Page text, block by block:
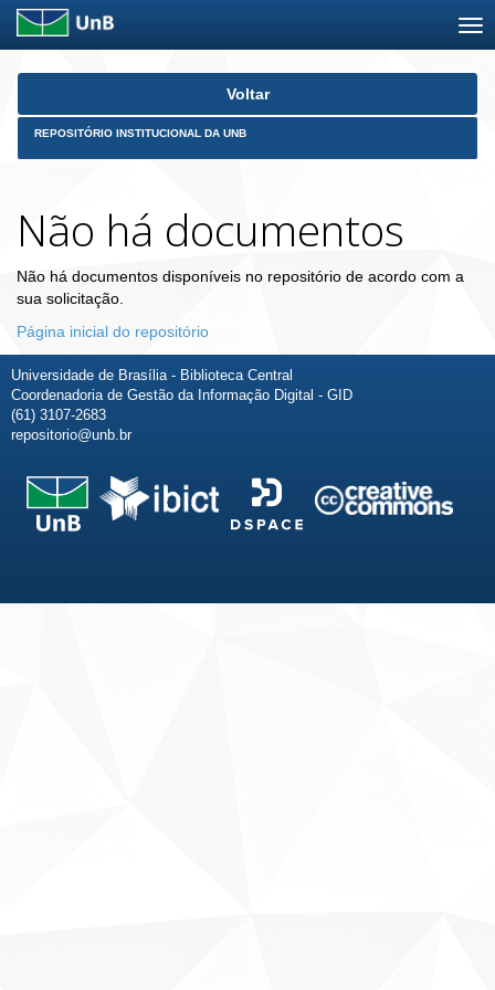
Skip
Voltar
REPOSITÓRIO INSTITUCIONAL DA UNB
Não há documentos
Não há documentos disponíveis no repositório de acordo com a
sua solicitação.
Página inicial do repositório
Universidade de Brasília - Biblioteca Central
Coordenadoria de Gestão da Informação Digital - GID
(61) 3107-2683
repositorio@unb.br